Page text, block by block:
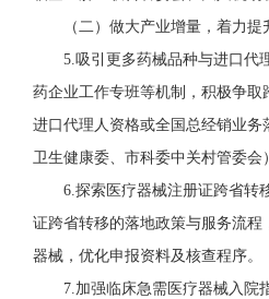
（二）做大产业增量， 着力提
5.吸引更多药械品种与进口代
药企业工作专班等机制， 积极争取
进口代理人资格或全国总经销业务
卫生健康委、市科委中关村管委会）
6.探索医疗器械注册证跨省转
证跨省转移的落地政策与服务流程
器械，优化申报资料及核查程序。
7.加强临床急需医疗器械入院指